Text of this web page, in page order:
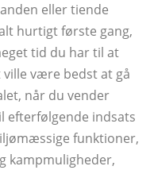
eller tiende
hurtigt første gang,
tid du har til at
være bedst at gå
når du vender
efterfølgende indsats
funktioner,
kampmuligheder,